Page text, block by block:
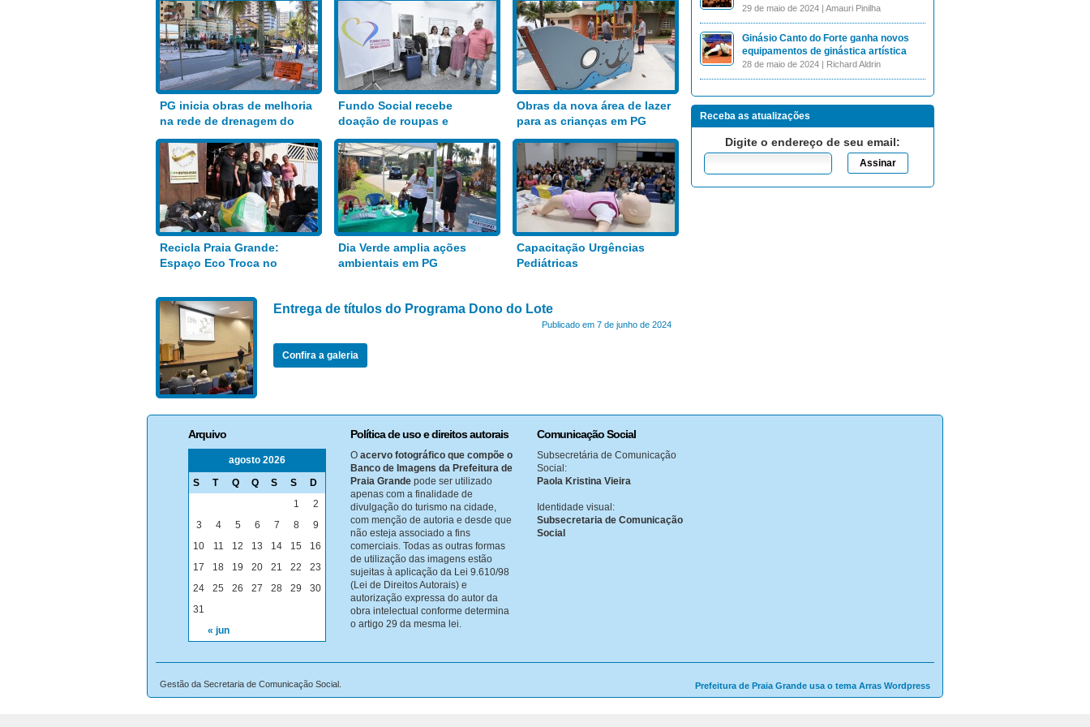
PG inicia obras de melhoria
na rede de drenagem do
Bairro Aviação
Fundo Social recebe
doação de roupas e
alimentos
Obras da nova área de lazer
para as crianças em PG
Recicla Praia Grande:
Espaço Eco Troca no
Dia Verde amplia ações
ambientais em PG
Capacitação Urgências
Pediátricas
Entrega de títulos do Programa Dono do Lote
Publicado em 7 de junho de 2024
Confira a galeria
29 de maio de 2024 | Amauri Pinilha
Ginásio Canto do Forte ganha novos
equipamentos de ginástica artística
28 de maio de 2024 | Richard Aldrin
Receba as atualizações
Digite o endereço de seu email:
Arquivo
agosto 2026
S
T Q Q S S D
« jun
1
2
3
4 5 6 7 8
9
10
11 12 13 14 15
16
17
18 19 20 21 22
23
24
25 26 27 28 29
30
31
Política de uso e direitos autorais
O acervo fotográfico que compõe o
Banco de Imagens da Prefeitura de
Praia Grande pode ser utilizado
apenas com a finalidade de
divulgação do turismo na cidade,
com menção de autoria e desde que
não esteja associado a fins
comerciais. Todas as outras formas
de utilização das imagens estão
sujeitas à aplicação da Lei 9.610/98
(Lei de Direitos Autorais) e
autorização expressa do autor da
obra intelectual conforme determina
o artigo 29 da mesma lei.
Comunicação Social
Subsecretária de Comunicação
Social:
Paola Kristina Vieira
Identidade visual:
Subsecretaria de Comunicação
Social
Prefeitura de Praia Grande usa o tema Arras Wordpress
Gestão da Secretaria de Comunicação Social.